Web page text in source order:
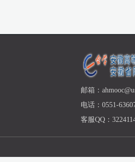
邮箱：
电话：0551-
客服QQ：